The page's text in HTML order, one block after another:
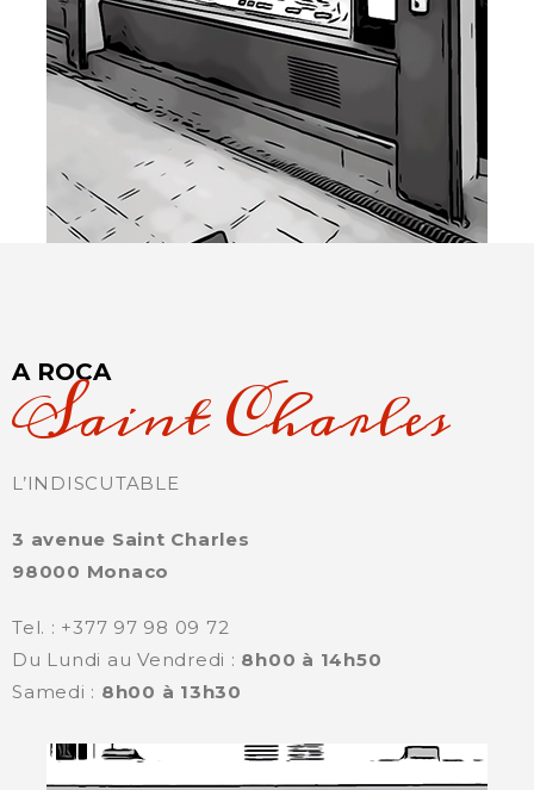
A ROCA
Saint Charles
L’INDISCUTABLE
3 avenue Saint Charles
98000 Monaco
Tel. : +377 97 98 09 72
Du Lundi au Vendredi : 8h00 à 14h50
Samedi : 8h00 à 13h30